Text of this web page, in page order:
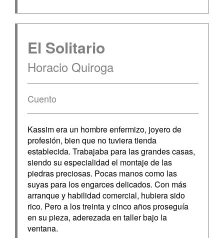
El Solitario
Horacio Quiroga
Cuento
Kassim era un hombre enfermizo, joyero de
profesión, bien que no tuviera tienda
establecida. Trabajaba para las grandes casas,
siendo su especialidad el montaje de las
piedras preciosas. Pocas manos como las
suyas para los engarces delicados. Con más
arranque y habilidad comercial, hubiera sido
rico. Pero a los treinta y cinco años proseguía
en su pieza, aderezada en taller bajo la
ventana.